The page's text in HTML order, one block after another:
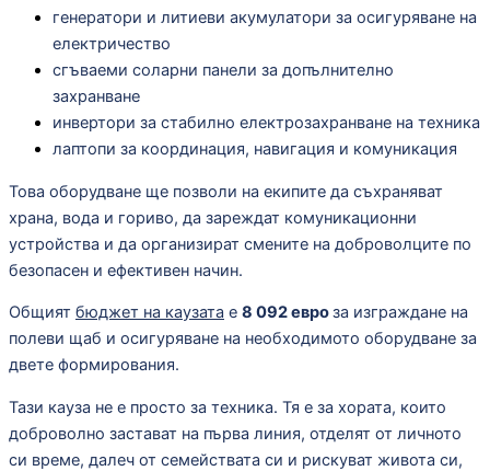
генератори и литиеви акумулатори за осигуряване на
електричество
сгъваеми соларни панели за допълнително
захранване
инвертори за стабилно електрозахранване на техника
лаптопи за координация, навигация и комуникация
Това оборудване ще позволи на екипите да съхраняват
храна, вода и гориво, да зареждат комуникационни
устройства и да организират смените на доброволците по
безопасен и ефективен начин.
Общият бюджет на каузата е 8 092 евроза изграждане на
полеви щаб и осигуряване на необходимото оборудване за
двете формирования.
Тази кауза не е просто за техника. Тя е за хората, които
доброволно застават на първа линия, отделят от личното
си време, далеч от семействата си и рискуват живота си,